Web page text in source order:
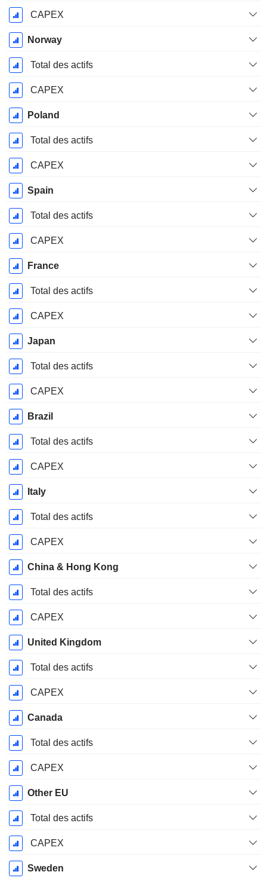
CAPEX
Norway
Total des actifs
CAPEX
Poland
Total des actifs
CAPEX
Spain
Total des actifs
CAPEX
France
Total des actifs
CAPEX
Japan
Total des actifs
CAPEX
Brazil
Total des actifs
CAPEX
Italy
Total des actifs
CAPEX
China & Hong Kong
Total des actifs
CAPEX
United Kingdom
Total des actifs
CAPEX
Canada
Total des actifs
CAPEX
Other EU
Total des actifs
CAPEX
Sweden